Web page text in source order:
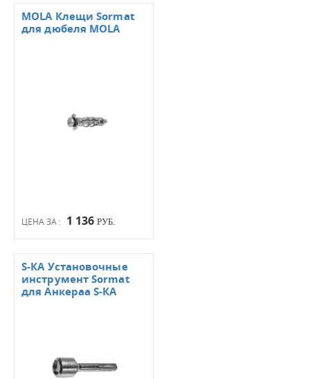
ЦЕНА ЗА : 1 136 РУБ.
MOLA Клещи Sormat
для дюбеля MOLA
S-КА Установочные
инструмент Sormat
для Анкераа S-КА